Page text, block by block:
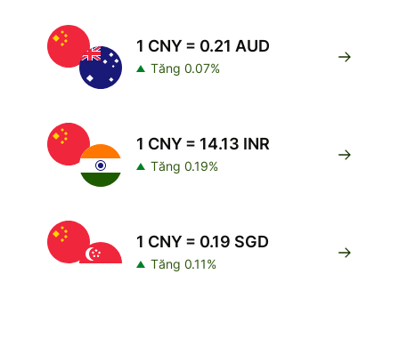
1 CNY = 0.21 AUD
Tăng 0.07%
1 CNY = 14.13 INR
Tăng 0.19%
1 CNY = 0.19 SGD
Tăng 0.11%